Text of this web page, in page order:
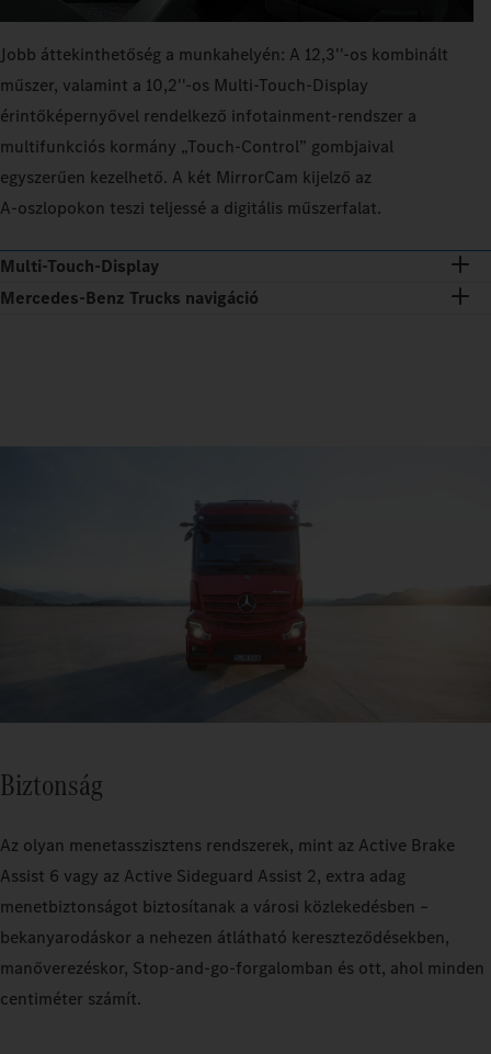
Jobb áttekinthetőség a munkahelyén: A 12,3''-os kombinált
műszer, valamint a 10,2''-os Multi‑Touch-Display
érintőképernyővel rendelkező infotainment-rendszer a
multifunkciós kormány „Touch‑Control” gombjaival
egyszerűen kezelhető. A két MirrorCam kijelző az
A‑oszlopokon teszi teljessé a digitális műszerfalat.
Multi-Touch-Display
Mercedes‑Benz Trucks navigáció
Biztonság
Az olyan menetasszisztens rendszerek, mint az Active Brake
Assist 6 vagy az Active Sideguard Assist 2, extra adag
menetbiztonságot biztosítanak a városi közlekedésben –
bekanyarodáskor a nehezen átlátható kereszteződésekben,
manőverezéskor, Stop‑and‑go‑forgalomban és ott, ahol minden
centiméter számít.